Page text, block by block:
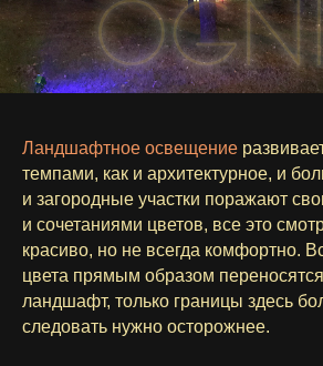
Ландшафтное освещение
темпами, как и архитектурное, и
и загородные участки поражают
и сочетаниями цветов, все это
красиво, но не всегда комфортно.
цвета прямым образом
ландшафт, только границы здесь
следовать нужно осторожнее.